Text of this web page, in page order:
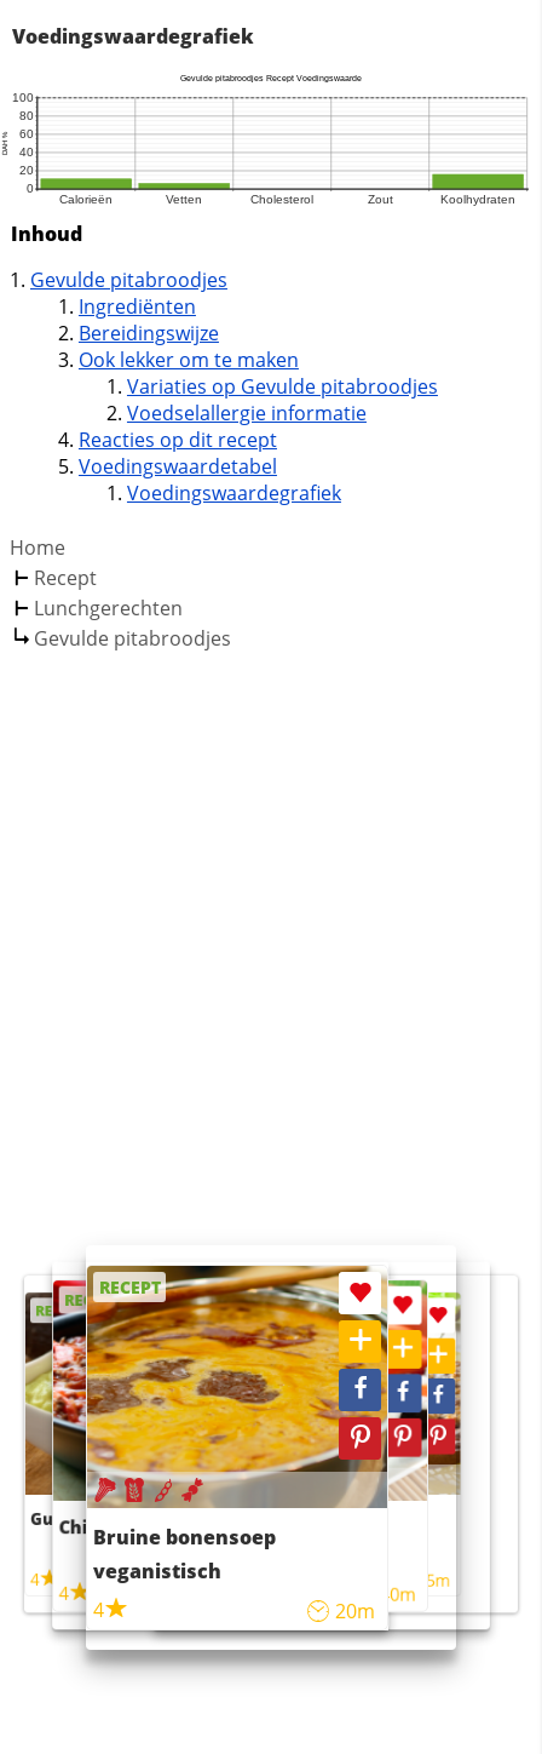
Voedingswaardegrafiek
Inhoud
Gevulde pitabroodjes
Ingrediënten
Bereidingswijze
Ook lekker om te maken
Variaties op Gevulde pitabroodjes
Voedselallergie informatie
Reacties op dit recept
Voedingswaardetabel
Voedingswaardegrafiek
Home
Recept
Lunchgerechten
Gevulde pitabroodjes
RECEPT
Guacamole
4
RECEPT
Chili con carne
4 45m
RECEPT
Bruine bonensoep
veganistisch
4
20m
RECEPT
Sushi rijstsalade
maaltijdsalade
40m
RECEPT
4 55m